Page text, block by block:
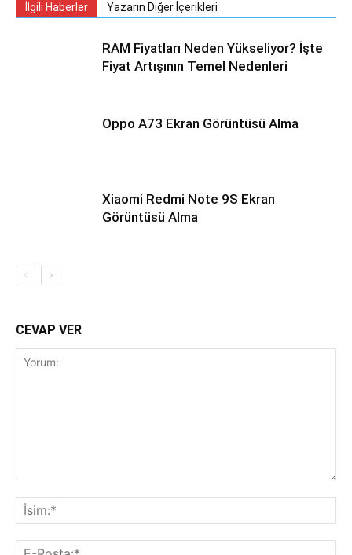
İlgili Haberler Yazarın Diğer İçerikleri
RAM Fiyatları Neden Yükseliyor? İşte
Fiyat Artışının Temel Nedenleri
Oppo A73 Ekran Görüntüsü Alma
Xiaomi Redmi Note 9S Ekran
Görüntüsü Alma
CEVAP VER